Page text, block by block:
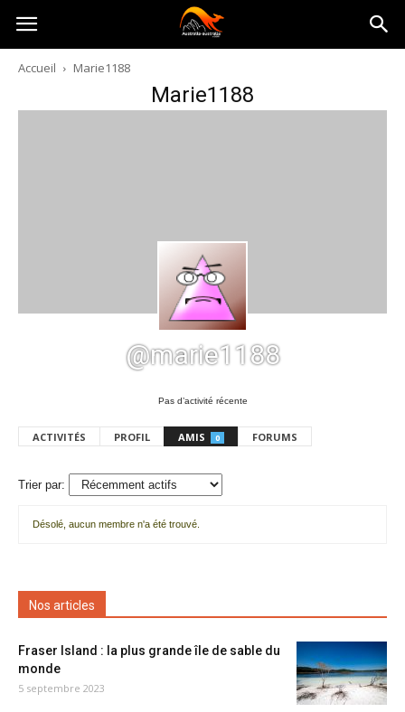
Australia-
australie.com
Accueil Marie1188
Marie1188
@marie1188
Pas d’activité récente
ACTIVITÉS PROFIL AMIS 0 FORUMS
Trier par:
amis
Désolé, aucun membre n'a été trouvé.
Nos articles
Fraser Island : la plus grande île de sable du
monde
5 septembre 2023